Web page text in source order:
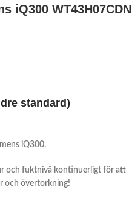
iQ300 WT43H07CDN
standard)
iQ300.
och fuktnivå kontinuerligt för att
och övertorkning!